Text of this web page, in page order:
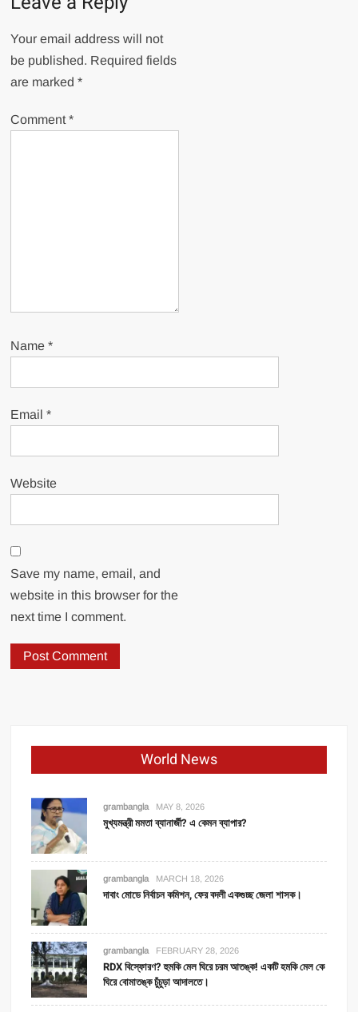
Your email address will not
be published. Required fields
are marked*
Comment*
Name*
Email*
Website
Save my name, email, and
website in this browser for the
next time I comment.
World News
grambangla MAY 8, 2026
মুখ্যমন্ত্রী মমতা ব্যানার্জী? এ কেমন ব্যাপার?
grambangla MARCH 18, 2026
দাবাং মোডে নির্বাচন কমিশন, ফের বদলী একগুচ্ছ জেলা শাসক।
grambangla FEBRUARY 28, 2026
RDX বিস্ফোরণ? হুমকি মেল ঘিরে চরম আতঙ্ক! একটি হমকি মেল কে
ঘিরে বোমাতঙ্ক চুঁচুড়া আদালতে।